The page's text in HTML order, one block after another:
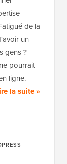
de la
un
gens ?
pourrait
ligne.
la suite »